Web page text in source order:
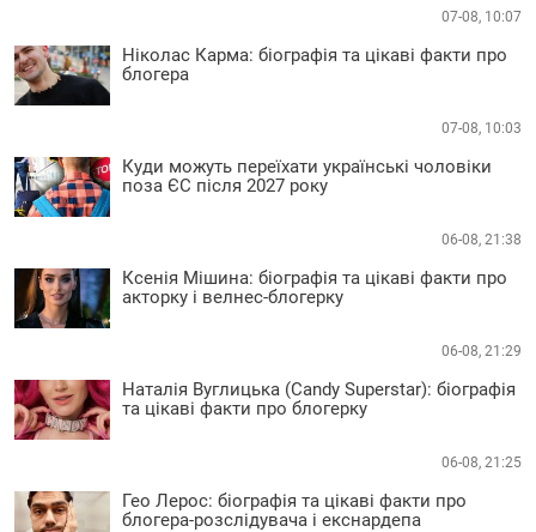
07-08, 10:07
Ніколас Карма: біографія та цікаві факти про
блогера
07-08, 10:03
Куди можуть переїхати українські чоловіки
поза ЄС після 2027 року
06-08, 21:38
Ксенія Мішина: біографія та цікаві факти про
акторку і велнес-блогерку
06-08, 21:29
Наталія Вуглицька (Candy Superstar): біографія
та цікаві факти про блогерку
06-08, 21:25
Гео Лерос: біографія та цікаві факти про
блогера-розслідувача і екснардепа